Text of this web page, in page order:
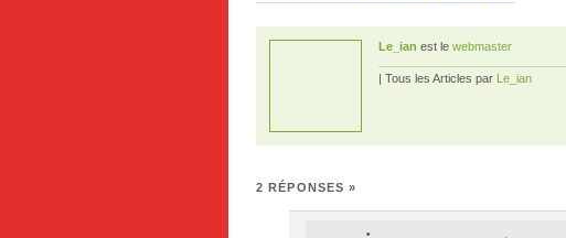
Le_ian est le webmaster
| Tous les Articles par Le_ian
2 RÉPONSES»